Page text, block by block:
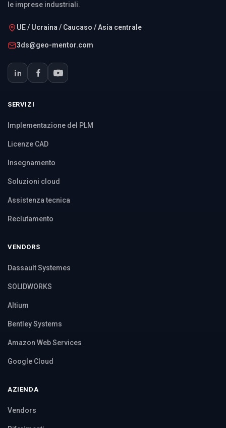
le imprese industriali.
UE / Ucraina / Caucaso / Asia centrale
3ds@geo-mentor.com
SERVIZI
Implementazione del PLM
Licenze CAD
Insegnamento
Soluzioni cloud
Assistenza tecnica
Reclutamento
VENDORS
Dassault Systemes
SOLIDWORKS
Altium
Bentley Systems
Amazon Web Services
Google Cloud
AZIENDA
Vendors